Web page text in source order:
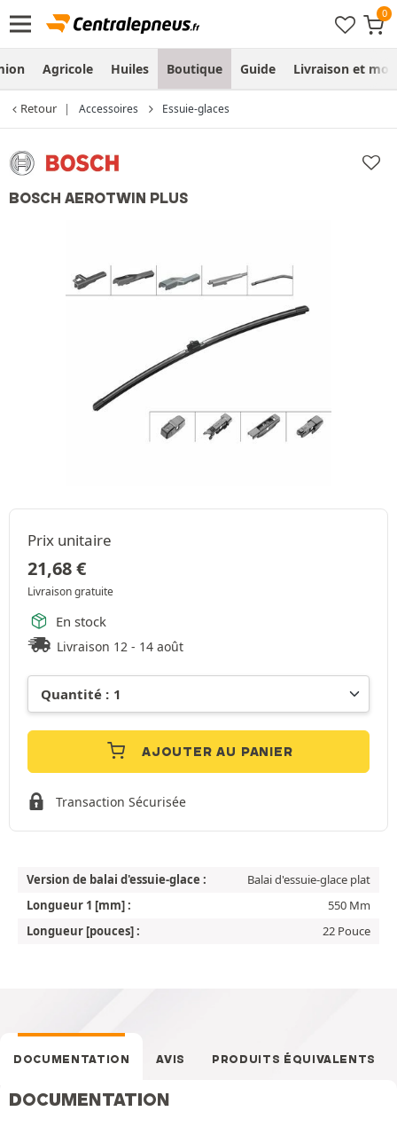
Agricole Huiles Boutique Guide Livraison et
Retour Accessoires Essuie-glaces
BOSCH AEROTWIN PLUS
Prix unitaire
21,68€
Livraison gratuite
En stock
Livraison 12 - 14 août
AJOUTER AU PANIER
Transaction Sécurisée
Version de balai d'essuie-glace :
Balai d'essuie-glace plat
Longueur 1 [mm] :
550 Mm
Longueur [pouces] :
22 Pouce
DOCUMENTATION AVIS PRODUITS ÉQUIVALENTS
DOCUMENTATION